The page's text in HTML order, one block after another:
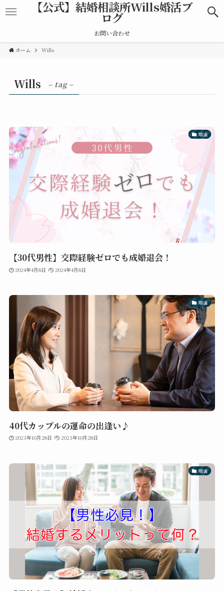
【公式】結婚相談所Wills婚活ブ
ログ
お問い合わせ
ホーム Wills
Wills – tag –
婚活
【30代男性】交際経験ゼロでも成婚退会！
2024年4月8日 2024年4月8日
婚活
40代カップルの運命の出逢い♪
2023年10月28日 2023年10月28日
婚活